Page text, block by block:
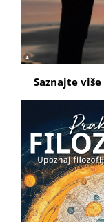
Saznajte više